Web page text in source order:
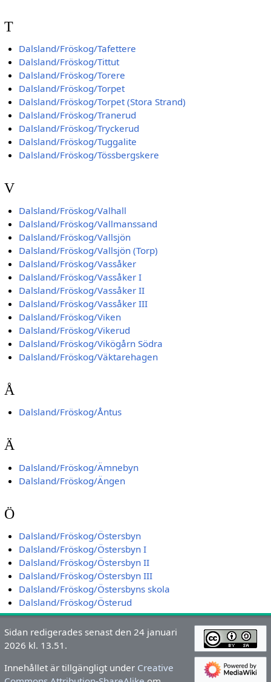
T
Dalsland/Fröskog/Tafettere
Dalsland/Fröskog/Tittut
Dalsland/Fröskog/Torere
Dalsland/Fröskog/Torpet
Dalsland/Fröskog/Torpet (Stora Strand)
Dalsland/Fröskog/Tranerud
Dalsland/Fröskog/Tryckerud
Dalsland/Fröskog/Tuggalite
Dalsland/Fröskog/Tössbergskere
V
Dalsland/Fröskog/Valhall
Dalsland/Fröskog/Vallmanssand
Dalsland/Fröskog/Vallsjön
Dalsland/Fröskog/Vallsjön (Torp)
Dalsland/Fröskog/Vassåker
Dalsland/Fröskog/Vassåker I
Dalsland/Fröskog/Vassåker II
Dalsland/Fröskog/Vassåker III
Dalsland/Fröskog/Viken
Dalsland/Fröskog/Vikerud
Dalsland/Fröskog/Vikögårn Södra
Dalsland/Fröskog/Väktarehagen
Å
Dalsland/Fröskog/Åntus
Ä
Dalsland/Fröskog/Ämnebyn
Dalsland/Fröskog/Ängen
Ö
Dalsland/Fröskog/Östersbyn
Dalsland/Fröskog/Östersbyn I
Dalsland/Fröskog/Östersbyn II
Dalsland/Fröskog/Östersbyn III
Dalsland/Fröskog/Östersbyns skola
Dalsland/Fröskog/Österud
Sidan redigerades senast den 24 januari
2026 kl. 13.51.
Innehållet är tillgängligt under Creative